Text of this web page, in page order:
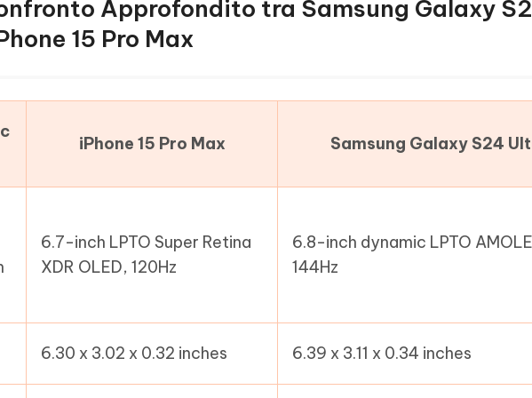
Approfondito tra Samsung Galaxy
15 Pro Max
iPhone 15 Pro Max Samsung Galaxy S24
6.7-inch LPTO Super Retina
XDR OLED, 120Hz
6.8-inch dynamic LPTO
144Hz
6.30 x 3.02 x 0.32 inches 6.39 x 3.11 x 0.34 inches